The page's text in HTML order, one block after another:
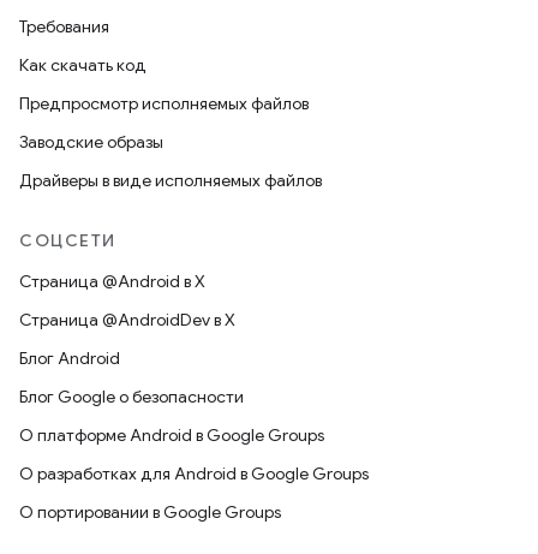
Требования
Как скачать код
Предпросмотр исполняемых файлов
Заводские образы
Драйверы в виде исполняемых файлов
СОЦСЕТИ
Страница @Android в X
Страница @AndroidDev в X
Блог Android
Блог Google о безопасности
О платформе Android в Google Groups
О разработках для Android в Google Groups
О портировании в Google Groups